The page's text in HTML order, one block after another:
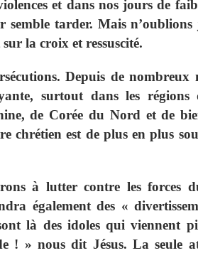
et dans nos jours de
tarder. Mais
la croix et ressuscité.
Depuis de nombreux
surtout dans les régions
de Corée du Nord et de
chrétien est de plus en plus
à lutter contre les forces
également des «
là des idoles qui viennent
! » nous dit Jésus. La seule